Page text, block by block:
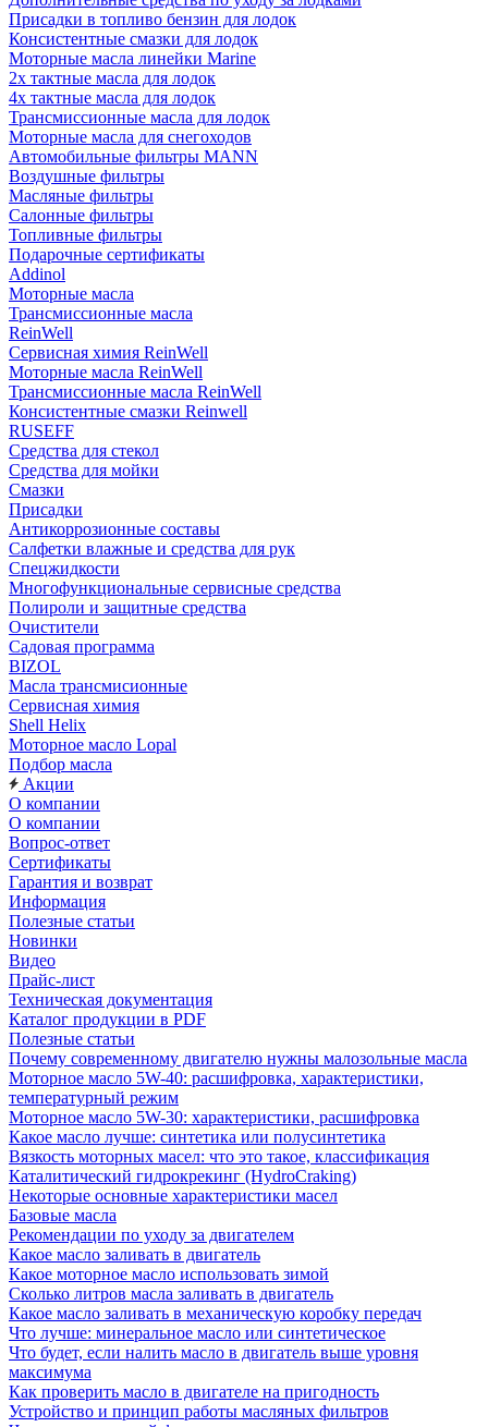
Присадки в топливо бензин для лодок
Консистентные смазки для лодок
Моторные масла линейки Marine
2х тактные масла для лодок
4х тактные масла для лодок
Трансмиссионные масла для лодок
Моторные масла для снегоходов
Автомобильные фильтры MANN
Воздушные фильтры
Масляные фильтры
Салонные фильтры
Топливные фильтры
Подарочные сертификаты
Addinol
Моторные масла
Трансмиссионные масла
ReinWell
Сервисная химия ReinWell
Моторные масла ReinWell
Трансмиссионные масла ReinWell
Консистентные смазки Reinwell
RUSEFF
Средства для стекол
Средства для мойки
Смазки
Присадки
Антикоррозионные составы
Салфетки влажные и средства для рук
Спецжидкости
Многофункциональные сервисные средства
Полироли и защитные средства
Очистители
Садовая программа
BIZOL
Масла трансмисионные
Сервисная химия
Shell Helix
Моторное масло Lopal
Подбор масла
Акции
О компании
О компании
Вопрос-ответ
Сертификаты
Гарантия и возврат
Информация
Полезные статьи
Новинки
Видео
Прайс-лист
Техническая документация
Каталог продукции в PDF
Полезные статьи
Почему современному двигателю нужны малозольные масла
Моторное масло 5W-40: расшифровка, характеристики,
температурный режим
Моторное масло 5W-30: характеристики, расшифровка
Какое масло лучше: синтетика или полусинтетика
Вязкость моторных масел: что это такое, классификация
Каталитический гидрокрекинг (НydroСraking)
Некоторые основные характеристики масел
Базовые масла
Рекомендации по уходу за двигателем
Какое масло заливать в двигатель
Какое моторное масло использовать зимой
Сколько литров масла заливать в двигатель
Какое масло заливать в механическую коробку передач
Что лучше: минеральное масло или синтетическое
Что будет, если налить масло в двигатель выше уровня
максимума
Как проверить масло в двигателе на пригодность
Устройство и принцип работы масляных фильтров